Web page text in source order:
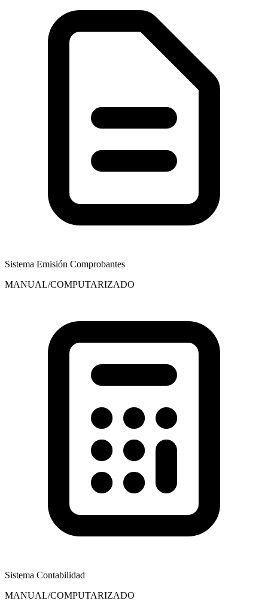
Sistema Emisión Comprobantes
MANUAL/COMPUTARIZADO
Sistema Contabilidad
MANUAL/COMPUTARIZADO